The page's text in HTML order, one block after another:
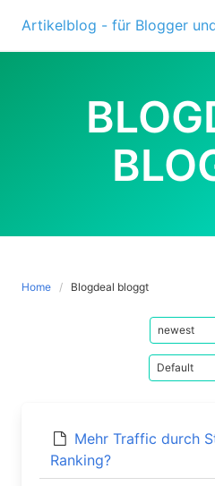
content
Artikelblog - für Blogger
Home Blogdeal bloggt
Mehr Traffic durch
Ranking?